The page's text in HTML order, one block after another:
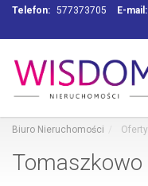
Telefon: 577373705 E-mail:
Biuro Nieruchomości Oferty
Tomaszkowo